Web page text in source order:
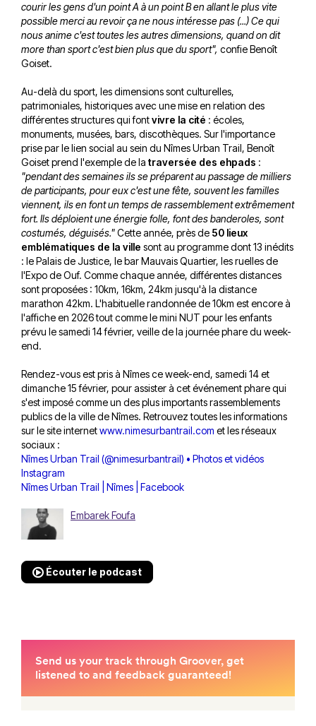
courir les gens d'un point A à un point B en allant le plus vite
possible merci au revoir ça ne nous intéresse pas (...) Ce qui
nous anime c'est toutes les autres dimensions, quand on dit
more than sport c'est bien plus que du sport", confie Benoît
Goiset.
Au-delà du sport, les dimensions sont culturelles,
patrimoniales, historiques avec une mise en relation des
différentes structures qui fontvivre la cité : écoles,
monuments, musées, bars, discothèques. Sur l'importance
prise par le lien social au sein du Nîmes Urban Trail, Benoît
Goiset prend l'exemple de la traversée des ehpads :
"pendant des semaines ils se préparent au passage de milliers
de participants, pour eux c'est une fête, souvent les familles
viennent, ils en font un temps de rassemblement extrêmement
fort. Ils déploient une énergie folle, font des banderoles, sont
costumés, déguisés."Cette année, près de 50 lieux
emblématiques de la ville sont au programme dont 13 inédits
: le Palais de Justice, le bar Mauvais Quartier, les ruelles de
l'Expo de Ouf. Comme chaque année, différentes distances
sont proposées : 10km, 16km, 24km jusqu'à la distance
marathon 42km. L'habituelle randonnée de 10km est encore à
l'affiche en 2026 tout comme le mini NUT pour les enfants
prévu le samedi 14 février, veille de la journée phare du week-
end.
Rendez-vous est pris à Nîmes ce week-end, samedi 14 et
dimanche 15 février, pour assister à cet événement phare qui
s'est imposé comme un des plus importants rassemblements
publics de la ville de Nîmes. Retrouvez toutes les informations
sur le site internetwww.nimesurbantrail.com et les réseaux
sociaux :
Nîmes Urban Trail (@nimesurbantrail) • Photos et vidéos
Instagram
Nîmes Urban Trail | Nîmes | Facebook
Embarek Foufa
Écouter le podcast